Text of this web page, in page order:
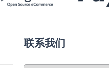
联系我们